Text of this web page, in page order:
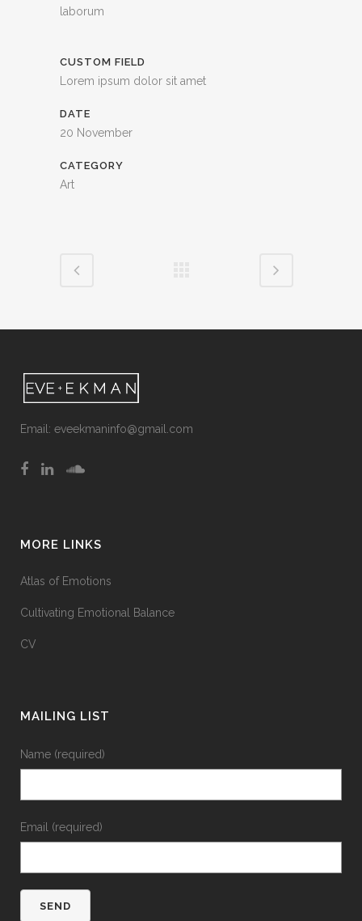
laborum
CUSTOM FIELD
Lorem ipsum dolor sit amet
DATE
20 November
CATEGORY
Art
Email: eveekmaninfo@gmail.com
MORE LINKS
Atlas of Emotions
Cultivating Emotional Balance
CV
MAILING LIST
Name (required)
Email (required)